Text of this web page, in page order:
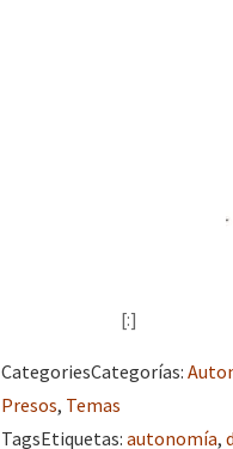
[:]
CategoriesCategorías:
Presos, Temas
TagsEtiquetas: autonomía,